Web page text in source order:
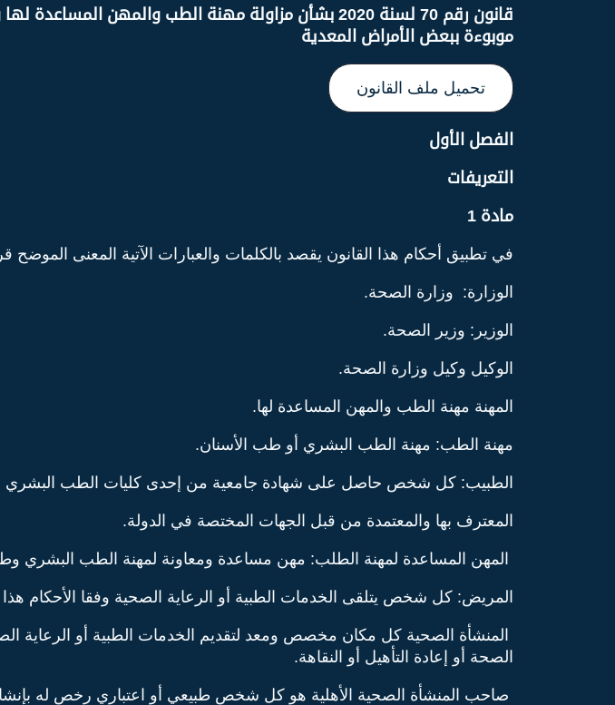
قانون رقم 70 لسنة 2020 بشأن مزاولة مهنة الطب
موبوءة ببعض الأمراض المعدية
تحميل ملف القانون
الفصل الأول
التعريفات
مادة 1
في تطبيق أحكام هذا القانون يقصد بالكلمات والعبارات الآتية المعنى الموضح
الوزارة: وزارة الصحة.
الوزير: وزير الصحة.
الوكيل وكيل وزارة الصحة.
المهنة مهنة الطب والمهن المساعدة لها.
مهنة الطب: مهنة الطب البشري أو طب الأسنان.
الطبيب: كل شخص حاصل على شهادة جامعية من إحدى كليات الطب البشري
المعترف بها والمعتمدة من قبل الجهات المختصة في الدولة.
المهن المساعدة لمهنة الطلب: مهن مساعدة ومعاونة لمهنة الطب البشري وطب
المريض: كل شخص يتلقى الخدمات الطبية أو الرعاية الصحية وفقا الأحكام هذا
المنشأة الصحية كل مكان مخصص ومعد لتقديم الخدمات الطبية أو الرعاية
الصحة أو إعادة التأهيل أو النقاهة.
صاحب المنشأة الصحية الأهلية هو كل شخص طبيعي أو اعتباري رخص له